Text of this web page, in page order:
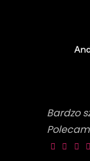
Bardzo
Polecam